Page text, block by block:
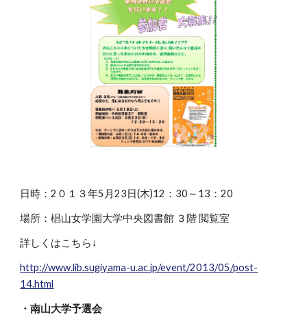
日時：2０１３年5月23日(木)12：30～13：20
場所：椙山女学園大学中央図書館 ３階 閲覧室
詳しくはこちら↓
http://www.lib.sugiyama-u.ac.jp/event/2013/05/post-
14.html
・南山大学予選会